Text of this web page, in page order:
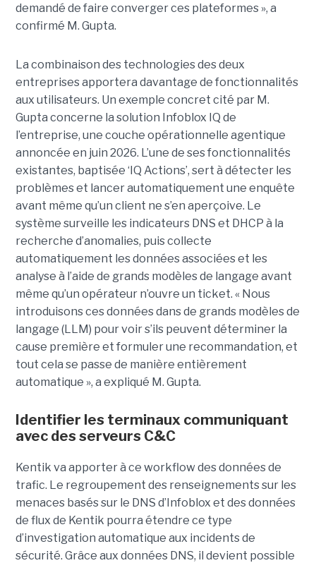
demandé de faire converger ces plateformes », a
confirmé M. Gupta.
La combinaison des technologies des deux
entreprises apportera davantage de fonctionnalités
aux utilisateurs. Un exemple concret cité par M.
Gupta concerne la solution Infoblox IQ de
l’entreprise, une couche opérationnelle agentique
annoncée en juin 2026. L’une de ses fonctionnalités
existantes, baptisée ‘IQ Actions’, sert à détecter les
problèmes et lancer automatiquement une enquête
avant même qu’un client ne s’en aperçoive. Le
système surveille les indicateurs DNS et DHCP à la
recherche d’anomalies, puis collecte
automatiquement les données associées et les
analyse à l’aide de grands modèles de langage avant
même qu’un opérateur n’ouvre un ticket. « Nous
introduisons ces données dans de grands modèles de
langage (LLM) pour voir s’ils peuvent déterminer la
cause première et formuler une recommandation, et
tout cela se passe de manière entièrement
automatique », a expliqué M. Gupta.
Identifier les terminaux communiquant
avec des serveurs C&C
Kentik va apporter à ce workflow des données de
trafic. Le regroupement des renseignements sur les
menaces basés sur le DNS d’Infoblox et des données
de flux de Kentik pourra étendre ce type
d’investigation automatique aux incidents de
sécurité. Grâce aux données DNS, il devient possible